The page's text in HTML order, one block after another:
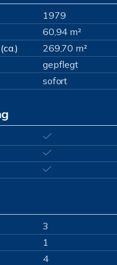
1979
60,94 m²
269,70 m²
gepflegt
sofort
3
1
4